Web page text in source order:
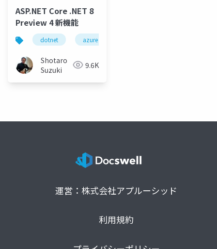
ASP.NET Core .NET 8
Preview 4 新機能
dotnet azure
Shotaro
Suzuki
9.6K
運営：株式会社アプルーシッド
利用規約